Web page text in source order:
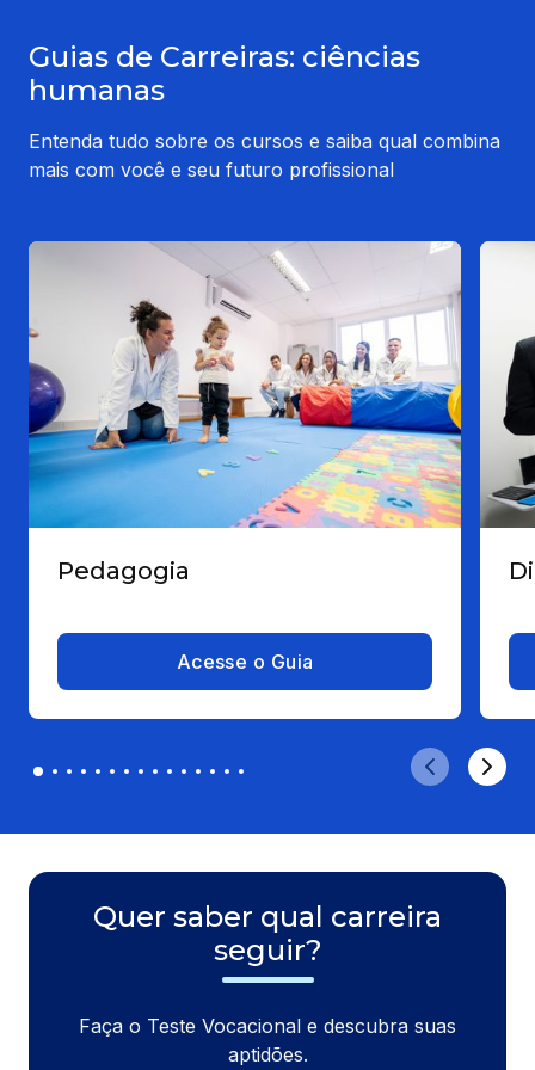
Guias de Carreiras: ciências
humanas
Entenda tudo sobre os cursos e saiba qual combina
mais com você e seu futuro profissional
Pedagogia
Acesse o Guia
Quer saber qual carreira
seguir?
Faça o Teste Vocacional e descubra suas
aptidões.